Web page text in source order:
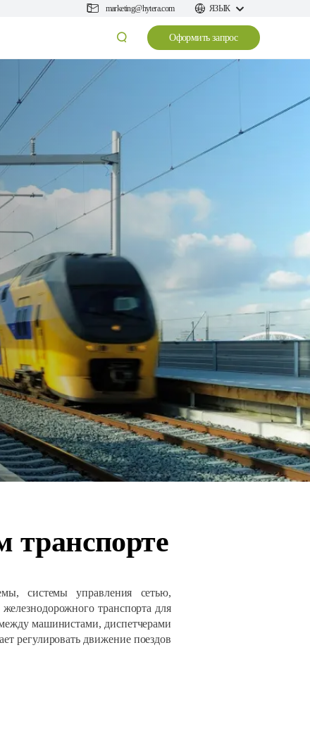
marketing@hytera.com ЯЗЫК
Оформить запрос
транспорте
системы управления сетью,
транспорта для
машинистами, диспетчерами
регулировать движение поездов